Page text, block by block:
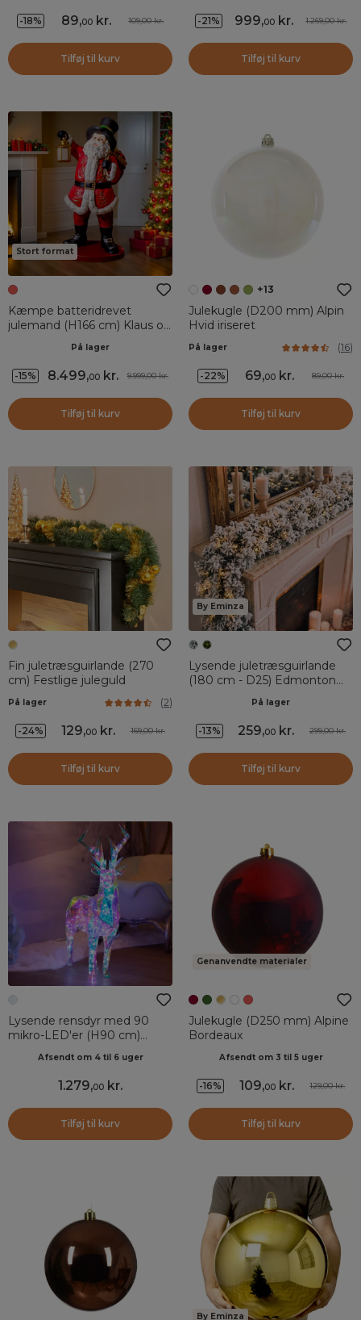
-18% 89,00kr. 109,00 kr.
Tilføj til kurv
-21% 999,00kr. 1.269,00 kr.
Tilføj til kurv
Stort format
Kæmpe batteridrevet
julemand (H166 cm) Klaus og
hans oplyste lanterne
På lager
-15% 8.499,00kr. 9.999,00 kr.
Tilføj til kurv
+13
Julekugle (D200 mm) Alpin
Hvid iriseret
På lager (16)
-22% 69,00 kr. 89,00 kr.
Tilføj til kurv
Fin juletræsguirlande (270
cm) Festlige juleguld
På lager (2)
-24% 129,00kr. 169,00 kr.
Tilføj til kurv
By Eminza
Lysende juletræsguirlande
(180 cm - D25) Edmonton
Grøn sneet og varm hvid
På lager
-13% 259,00 kr. 299,00 kr.
Tilføj til kurv
Lysende rensdyr med 90
mikro-LED'er (H90 cm)
Afsendt om 4 til 6 uger
1.279,00 kr.
Tilføj til kurv
Genanvendte materialer
Julekugle (D250 mm) Alpine
Bordeaux
Afsendt om 3 til 5 uger
-16% 109,00kr. 129,00 kr.
Tilføj til kurv
By Eminza